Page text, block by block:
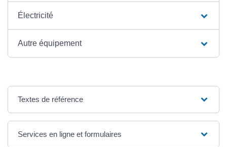
Électricité
Autre équipement
Textes de référence
Services en ligne et formulaires